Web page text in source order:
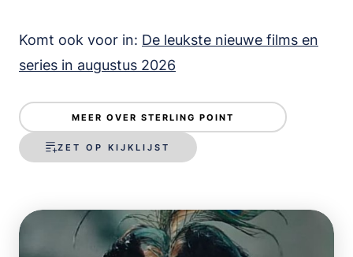
Komt ook voor in: De leukste nieuwe films en
series in augustus 2026
MEER OVER STERLING POINT
ZET OP KIJKLIJST